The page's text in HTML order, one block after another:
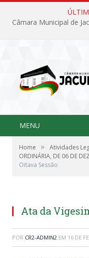
MENU
Home » Atividades
ORDINÁRIA, DE 06 DE
Oitava Sessão
Ata da
POR CR2-ADMIN2 EM 16 DE